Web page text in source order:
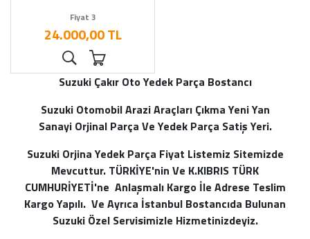
Fiyat 3
24.000,00 TL
Suzuki Çakır Oto Yedek Parça Bostancı
Suzuki Otomobil Arazi Araçları Çıkma Yeni Yan
Sanayi Orjinal Parça Ve Yedek Parça Satiş Yeri.
Suzuki Orjina Yedek Parça Fiyat Listemiz Sitemizde
Mevcuttur. TÜRKİYE'nin Ve K.KIBRIS TÜRK
CUMHURİYETİ'ne Anlaşmalı Kargo İle Adrese Teslim
Kargo Yapılı. Ve Ayrıca İstanbul Bostancıda Bulunan
Suzuki Özel Servisimizle Hizmetinizdeyiz.